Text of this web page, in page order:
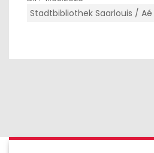
Stadtbibliothek Saarlouis / Aé